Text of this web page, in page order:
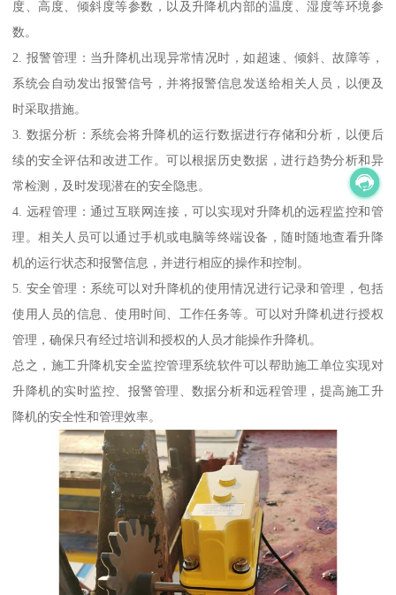
度、高度、倾斜度等参数，以及升降机内部的温度、湿度等环境参
数。
2. 报警管理：当升降机出现异常情况时，如超速、倾斜、故障等，
系统会自动发出报警信号，并将报警信息发送给相关人员，以便及
时采取措施。
3. 数据分析：系统会将升降机的运行数据进行存储和分析，以便后
续的安全评估和改进工作。可以根据历史数据，进行趋势分析和异
常检测，及时发现潜在的安全隐患。
4. 远程管理：通过互联网连接，可以实现对升降机的远程监控和管
理。相关人员可以通过手机或电脑等终端设备，随时随地查看升降
机的运行状态和报警信息，并进行相应的操作和控制。
5. 安全管理：系统可以对升降机的使用情况进行记录和管理，包括
使用人员的信息、使用时间、工作任务等。可以对升降机进行授权
管理，确保只有经过培训和授权的人员才能操作升降机。
总之，施工升降机安全监控管理系统软件可以帮助施工单位实现对
升降机的实时监控、报警管理、数据分析和远程管理，提高施工升
降机的安全性和管理效率。